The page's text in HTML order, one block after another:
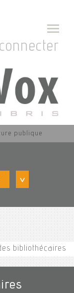
publique
bibliothécaires